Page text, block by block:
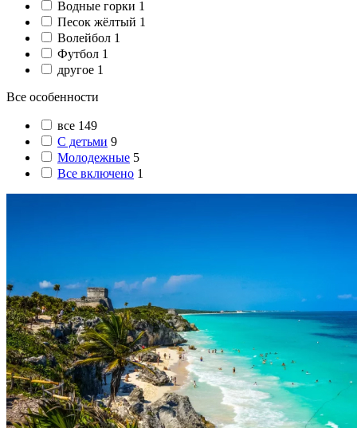
Водные горки 1
Песок жёлтый 1
Волейбол 1
Футбол 1
другое 1
Все особенности
все 149
С детьми 9
Молодежные 5
Все включено 1